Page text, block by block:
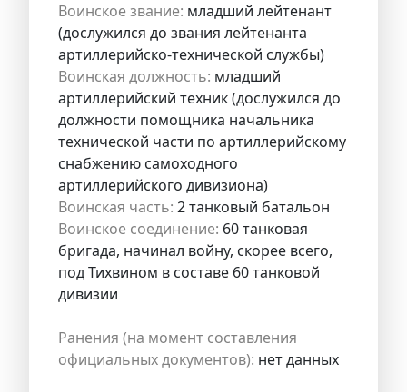
Воинское звание: младший лейтенант
(дослужился до звания лейтенанта
артиллерийско-технической службы)
Воинская должность: младший
артиллерийский техник (дослужился до
должности помощника начальника
технической части по артиллерийскому
снабжению самоходного
артиллерийского дивизиона)
Воинская часть: 2 танковый батальон
Воинское соединение: 60 танковая
бригада, начинал войну, скорее всего,
под Тихвином в составе 60 танковой
дивизии
Ранения (на момент составления
официальных документов): нет данных